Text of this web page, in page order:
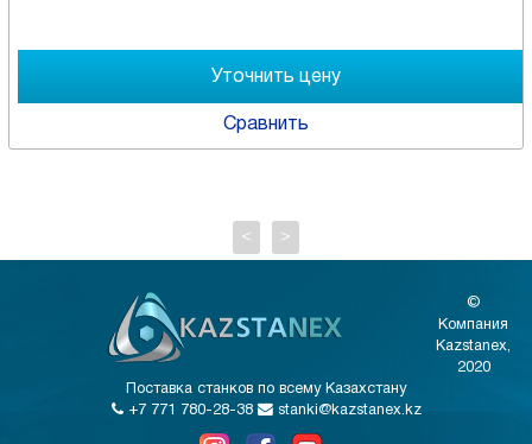
Сравнить
< >
©
Компания
Kazstanex,
2020
Поставка станков по всему Казахстану
+7 771 780-28-38
stanki@kazstanex.kz